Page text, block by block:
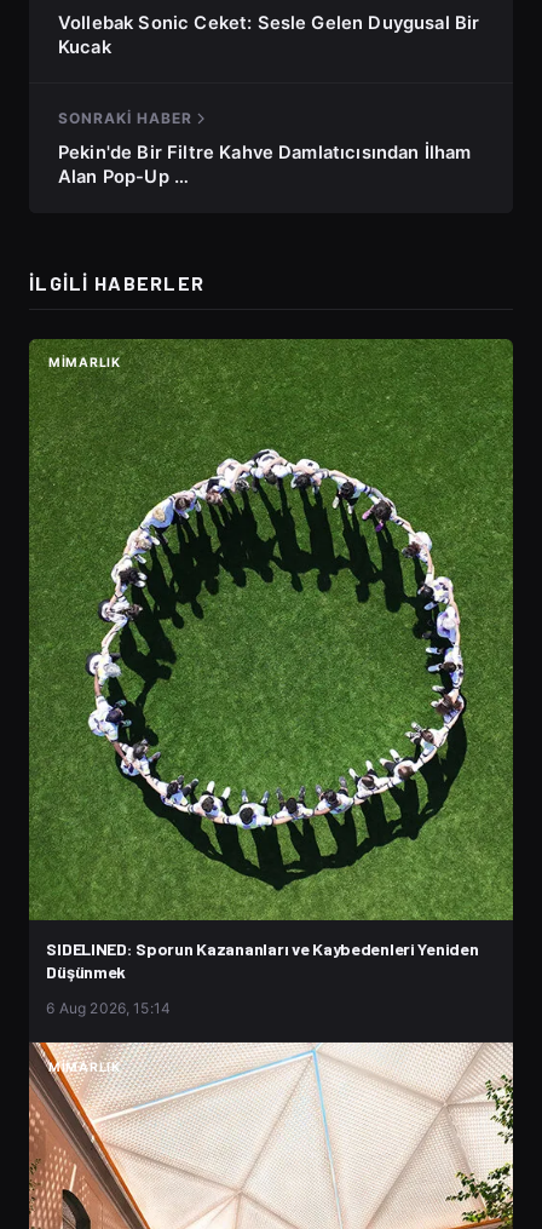
Vollebak Sonic Ceket: Sesle Gelen Duygusal Bir
Kucak
SONRAKI HABER
Pekin'de Bir Filtre Kahve Damlatıcısından İlham
Alan Pop-Up …
İLGILI HABERLER
MIMARLIK
SIDELINED: Sporun Kazananları ve Kaybedenleri Yeniden
Düşünmek
6 Aug 2026, 15:14
MIMARLIK